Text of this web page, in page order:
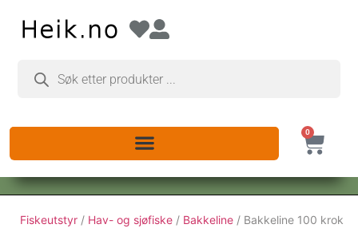
0
Fiskeutstyr / Hav- og sjøfiske / Bakkeline / Bakkeline 100 krok